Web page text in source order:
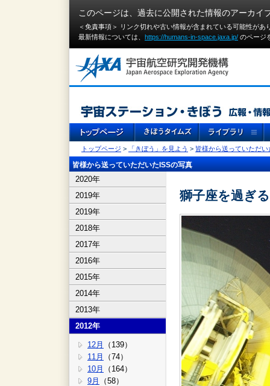
このページは、過去に公開された情報のアーカイ
＜免責事項＞ リンク切れや古い情報が含まれている可能性が
最新情報については、 https://humans-in-space.jaxa.jp/ のページ
トップページ > 「きぼう」を見よう > 皆様から送っていただい
皆様から送っていただいたISSの写真
2020年
2019年
2019年
2018年
2017年
2016年
2015年
2014年
2013年
2012年
12月
（139）
11月
（74）
10月
（164）
9月
（58）
獅子座を過ぎ